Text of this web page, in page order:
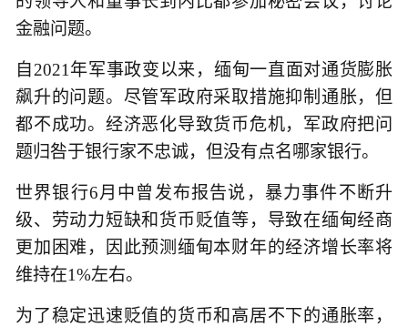
金融问题。
自2021年军事政变以来，缅甸一直面对通货膨胀
飙升的问题。尽管军政府采取措施抑制通胀，但
都不成功。经济恶化导致货币危机，军政府把问
题归咎于银行家不忠诚，但没有点名哪家银行。
世界银行6月中曾发布报告说，暴力事件不断升
级、劳动力短缺和货币贬值等，导致在缅甸经商
更加困难，因此预测缅甸本财年的经济增长率将
维持在1%左右。
为了稳定迅速贬值的货币和高居不下的通胀率，